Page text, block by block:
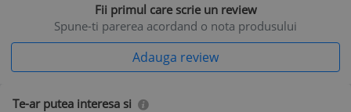
Fii primul care scrie un review
Spune-ti parerea acordand o nota produsului
Adauga review
Te-ar putea interesa si